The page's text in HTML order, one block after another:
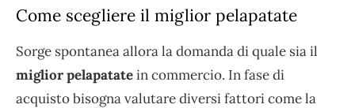
Come scegliere il miglior pelapatate
Sorge spontanea allora la domanda di quale sia il
miglior pelapatatein commercio. In fase di
acquisto bisogna valutare diversi fattori come la